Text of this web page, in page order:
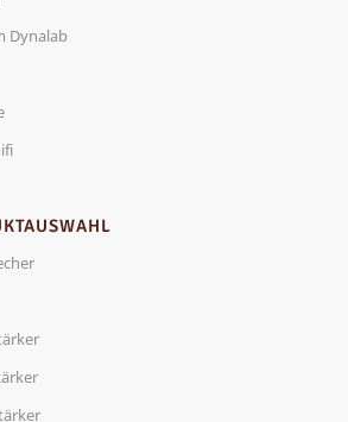
Dynalab